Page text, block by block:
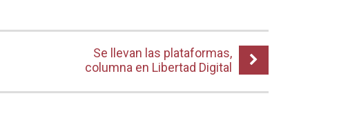
Se llevan las plataformas,
columna en Libertad Digital